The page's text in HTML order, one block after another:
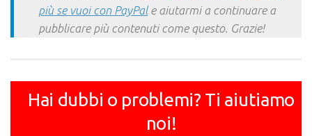
più se vuoi con PayPale aiutarmi a continuare a
pubblicare più contenuti come questo. Grazie!
Hai dubbi o problemi? Ti aiutiamo
noi!